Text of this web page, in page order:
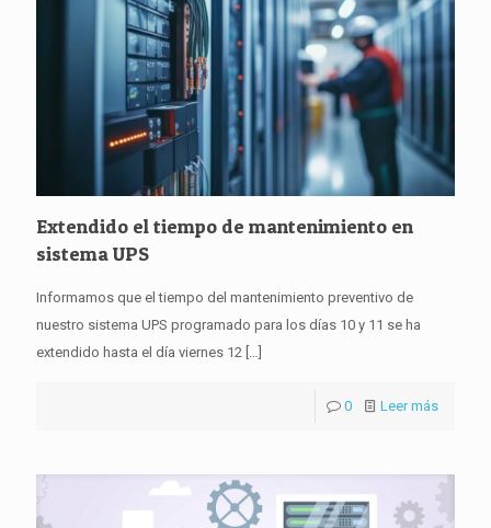
Extendido el tiempo de mantenimiento en
sistema UPS
Informamos que el tiempo del mantenimiento preventivo de
nuestro sistema UPS programado para los días 10 y 11 se ha
extendido hasta el día viernes 12 […]
0 Leer más